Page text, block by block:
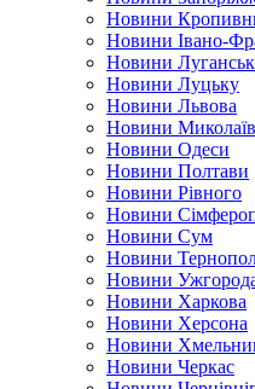
Новини
Новини Івано-
Новини
Новини Луцьку
Новини Львова
Новини
Новини Одеси
Новини Полтави
Новини Рівного
Новини
Новини Сум
Новини
Новини
Новини Харкова
Новини Херсона
Новини
Новини Черкас